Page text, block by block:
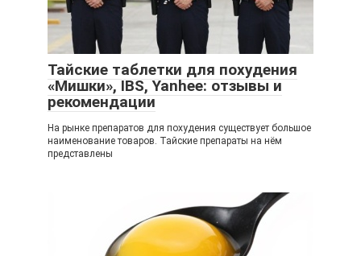
Тайские таблетки для похудения
«Мишки», IBS, Yanhee: отзывы и
рекомендации
На рынке препаратов для похудения существует большое
наименование товаров. Тайские препараты на нём
представлены